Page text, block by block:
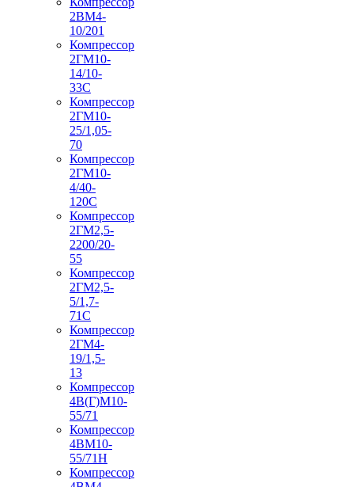
2ВМ4-
10/201
Компрессор
2ГМ10-
14/10-
33С
Компрессор
2ГМ10-
25/1,05-
70
Компрессор
2ГМ10-
4/40-
120С
Компрессор
2ГМ2,5-
2200/20-
55
Компрессор
2ГМ2,5-
5/1,7-
71С
Компрессор
2ГМ4-
19/1,5-
13
Компрессор
4В(Г)М10-
55/71
Компрессор
4ВМ10-
55/71Н
Компрессор